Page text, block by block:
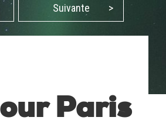
Suivante >
Paris